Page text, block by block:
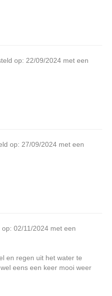
op: 22/09/2024 met een
op: 27/09/2024 met een
02/11/2024 met een
en regen uit het water te
eens een keer mooi weer